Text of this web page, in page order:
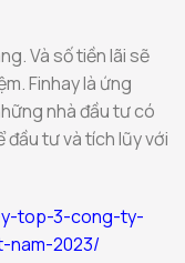
Và số tiền lãi sẽ
Finhay là ứng
nhà đầu tư có
đầu tư và tích lũy với
top-3-cong-ty-
nam-2023/